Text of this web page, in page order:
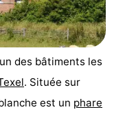
des bâtiments les
. Située sur
est un phare